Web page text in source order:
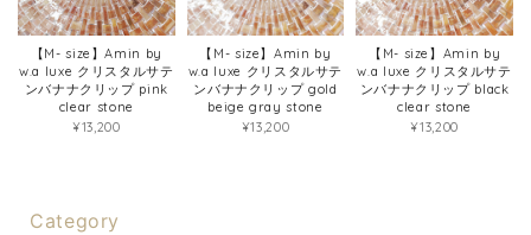
【M- size】Amin by
w.a luxe クリスタルサテ
ンバナナクリップ pink
clear stone
¥13,200
【M- size】Amin by
w.a luxe クリスタルサテ
ンバナナクリップ gold
beige gray stone
¥13,200
【M- size】Amin by
w.a luxe クリスタルサテ
ンバナナクリップ black
clear stone
¥13,200
Category